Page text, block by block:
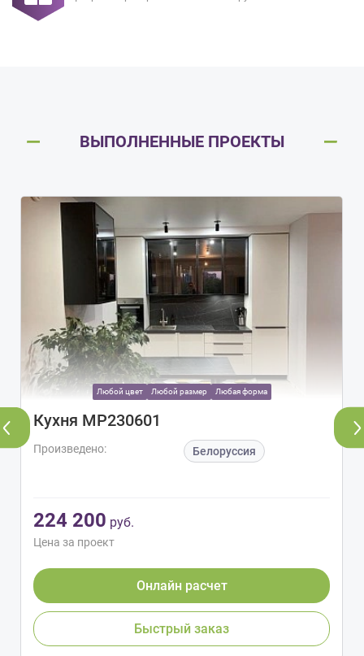
ВЫПОЛНЕННЫЕ ПРОЕКТЫ
Любой цвет Любой размер Любая форма
Кухня МР230601
Произведено: Белоруссия
224 200 руб.
Цена за проект
Онлайн расчет
Быстрый заказ